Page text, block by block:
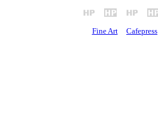
Fine Art Cafepress